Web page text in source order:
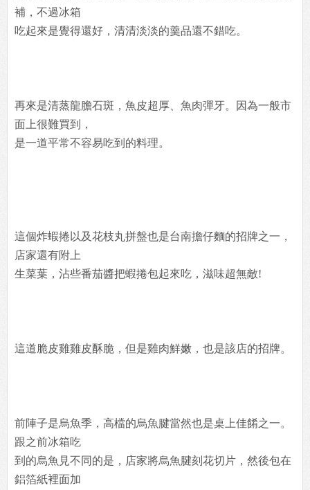
補，不過冰箱
吃起來是覺得還好，清清淡淡的羹品還不錯吃。
再來是清蒸龍膽石斑，魚皮超厚、魚肉彈牙。因為一般市
面上很難買到，
是一道平常不容易吃到的料理。
這個炸蝦捲以及花枝丸拼盤也是台南擔仔麵的招牌之一，
店家還有附上
生菜葉，沾些番茄醬把蝦捲包起來吃，滋味超無敵!
這道脆皮雞雞皮酥脆，但是雞肉鮮嫩，也是該店的招牌。
前陣子是烏魚季，高檔的烏魚腱當然也是桌上佳餚之一。
跟之前冰箱吃
到的烏魚見不同的是，店家將烏魚腱刻花切片，然後包在
鋁箔紙裡面加